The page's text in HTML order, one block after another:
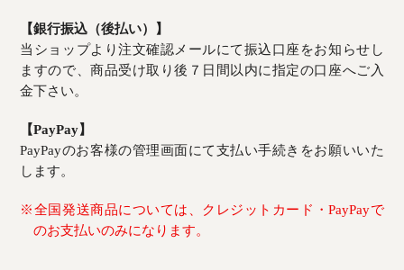
【銀行振込（後払い）】
当ショップより注文確認メールにて振込口座をお知らせし
ますので、商品受け取り後７日間以内に指定の口座へご入
金下さい。
【PayPay】
PayPayのお客様の管理画面にて支払い手続きをお願いいた
します。
※全国発送商品については、クレジットカード・PayPayで
のお支払いのみになります。